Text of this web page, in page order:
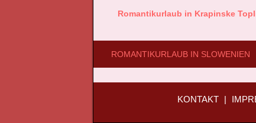
Romantikurlaub in Krapinske
ROMANTIKURLAUB IN SLOWENIEN
KONTAKT |